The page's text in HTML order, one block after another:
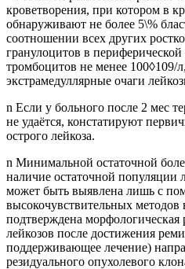
кроветворения, при котором в
обнаруживают не более 5\%
соотношении всех других
гранулоцитов в
тромбоцитов не менее 100◊109/
экстрамедуллярные очаги
n Если у больного после 2 мес
не удаётся, констатируют
острого лейкоза.
n Минимальной остаточной
наличие остаточной популяции
может быть выявлена лишь с
высокочувствительных методов
подтверждена
лейкозов после достижения
поддерживающее лечение)
резидуального опухолевого